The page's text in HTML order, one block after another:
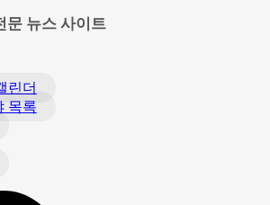
문 뉴스 사이트
린더
목록